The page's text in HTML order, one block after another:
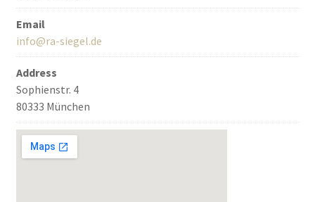
Email
info@ra-siegel.de
Address
Sophienstr. 4
80333 München